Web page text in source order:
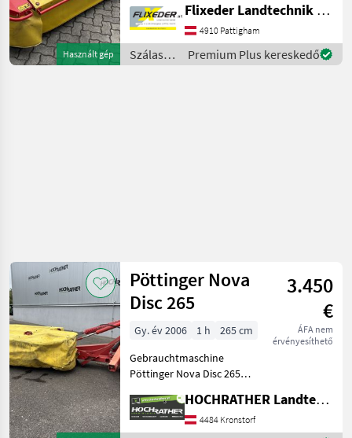
Használt gép
Zusatzschwadscheiben
zum Eingrasen # mit
Gelenkwelle # mit
Federentlastung
Flixeder Landtechnik GmbH
4910 Pattigham
Szálastakarmány
betakarítók
Premium Plus kereskedő
Pöttinger Nova
Disc 265
3.450
€
ÁFA nem
érvényesíthető
Gy. év 2006 1 h
265 cm
Gebrauchtmaschine
Pöttinger Nova Disc 265
Kundenauftrag)
Ausstattung: + 3 Punkt
HOCHRATHER Landtechnik GmbH
4484 Kronstorf